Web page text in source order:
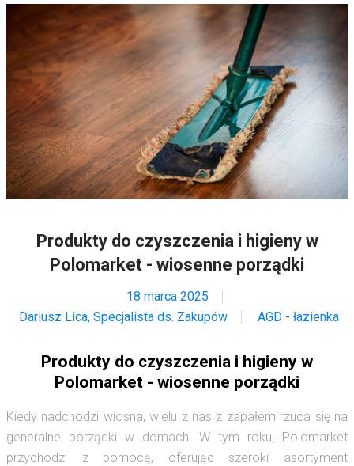
Produkty do czyszczenia i higieny w
Polomarket - wiosenne porządki
18 marca 2025
Dariusz Lica, Specjalista ds. Zakupów
AGD - łazienka
Produkty do czyszczenia i higieny w
Polomarket - wiosenne porządki
Kiedy nadchodzi wiosna, wielu z nas z zapałem rzuca się na
generalne porządki w domach. W tym roku, Polomarket
przychodzi z pomocą, oferując szeroki asortyment